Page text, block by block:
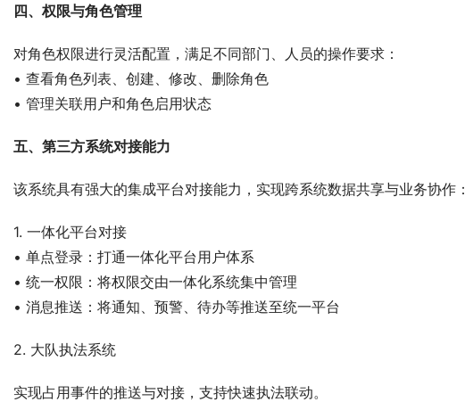
四、权限与角色管理
对角色权限进行灵活配置，满足不同部门、人员的操作要求：
• 查看角色列表、创建、修改、删除角色
• 管理关联用户和角色启用状态
五、第三方系统对接能力
该系统具有强大的集成平台对接能力，实现跨系统数据共享与业务协作：
1. 一体化平台对接
• 单点登录：打通一体化平台用户体系
• 统一权限：将权限交由一体化系统集中管理
• 消息推送：将通知、预警、待办等推送至统一平台
2. 大队执法系统
实现占用事件的推送与对接，支持快速执法联动。